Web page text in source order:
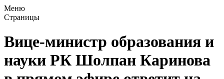
Меню
Страницы
Вице-министр образования и
науки РК Шолпан Каринова